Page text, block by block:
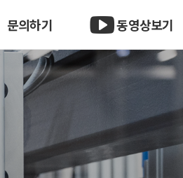
문의하기 동영상보기